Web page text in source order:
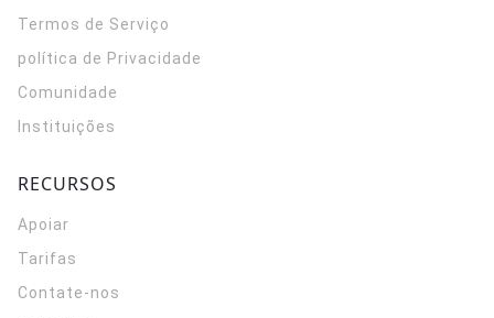
Termos de Serviço
política de Privacidade
Comunidade
Instituições
RECURSOS
Apoiar
Tarifas
Contate-nos